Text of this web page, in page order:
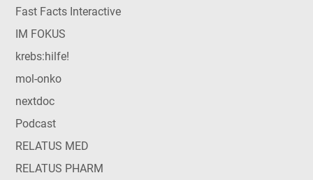
Fast Facts Interactive
IM FOKUS
krebs:hilfe!
mol-onko
nextdoc
Podcast
RELATUS MED
RELATUS PHARM